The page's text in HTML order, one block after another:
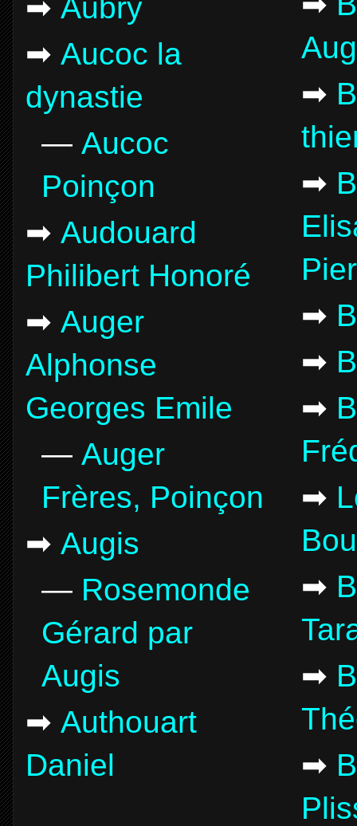
➡ Aubry
➡ Aucoc la
dynastie
— Aucoc
Poinçon
➡ Audouard
Philibert Honoré
➡ Auger
Alphonse
Georges Emile
— Auger
Frères, Poinçon
➡ Augis
— Rosemonde
Gérard par
Augis
➡ Authouart
Daniel
➡
➡
➡
➡
➡
➡
➡
➡
➡